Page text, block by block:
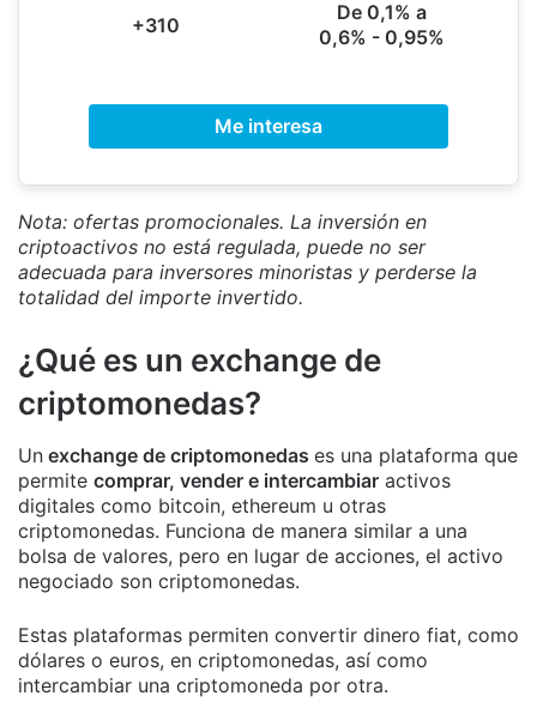
+310
De 0,1% a
0,6% - 0,95%
Me interesa
Nota: ofertas promocionales. La inversión en
criptoactivos no está regulada, puede no ser
adecuada para inversores minoristas y perderse la
totalidad del importe invertido.
¿Qué es un exchange de
criptomonedas?
Un exchange de criptomonedas es una plataforma que
permite comprar, vender e intercambiar activos
digitales como bitcoin, ethereum u otras
criptomonedas. Funciona de manera similar a una
bolsa de valores, pero en lugar de acciones, el activo
negociado son criptomonedas.
Estas plataformas permiten convertir dinero fiat, como
dólares o euros, en criptomonedas, así como
intercambiar una criptomoneda por otra.